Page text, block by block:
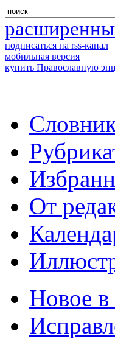
подписаться на rss-канал
мобильная версия
купить Православную
От
Новое в